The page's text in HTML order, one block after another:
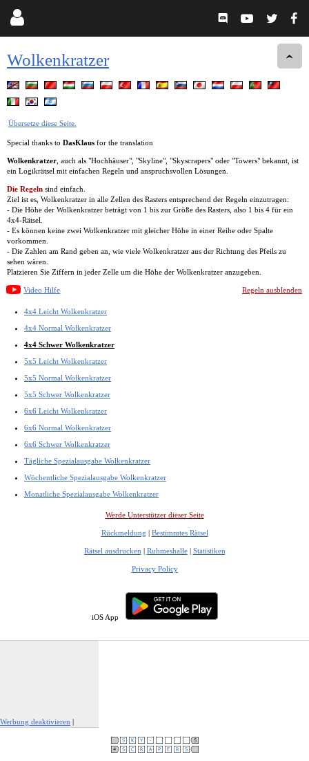
Wolkenkratzer
Übersetze diese Seite.
Special thanks to DasKlaus for the translation
Wolkenkratzer , auch als "Hochhäuser", "Skyline", "Skyscrapers" oder "Towers" bekannt, ist
ein Logikrätsel mit einfachen Regeln und anspruchsvollen Lösungen.
Die Regeln sind einfach.
Ziel ist es, Wolkenkratzer in alle Zellen des Rasters entsprechend der Regeln einzutragen:
- Die Höhe der Wolkenkratzer beträgt von 1 bis zur Größe des Rasters, also 1 bis 4 für ein
4x4-Rätsel.
- Es können keine zwei Wolkenkratzer mit gleicher Höhe in einer Reihe oder Spalte
vorkommen.
- Die Zahlen am Rand geben an, wie viele Wolkenkratzer aus der Richtung des Pfeils zu
sehen wären.
Platzieren Sie Ziffern in jeder Zelle um die Höhe der Wolkenkratzer anzugeben.
Video Hilfe Regeln ausblenden
4x4 Leicht Wolkenkratzer
4x4 Normal Wolkenkratzer
4x4 Schwer Wolkenkratzer
5x5 Leicht Wolkenkratzer
5x5 Normal Wolkenkratzer
5x5 Schwer Wolkenkratzer
6x6 Leicht Wolkenkratzer
6x6 Normal Wolkenkratzer
6x6 Schwer Wolkenkratzer
Tägliche Spezialausgabe Wolkenkratzer
Wöchentliche Spezialausgabe Wolkenkratzer
Monatliche Spezialausgabe Wolkenkratzer
Werde Unterstützer dieser Seite
Rückmeldung | Bestimmtes Rätsel
Rätsel ausdrucken | Ruhmeshalle| Statistiken
Privacy Policy
iOS App
Werbung deaktivieren |